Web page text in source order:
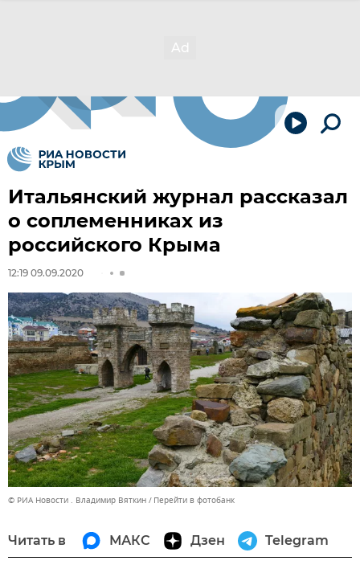
Итальянский журнал рассказал
о соплеменниках из
российского Крыма
12:19 09.09.2020
© РИА Новости . Владимир Вяткин Перейти в фотобанк
Читать в МАКС Дзен Telegram